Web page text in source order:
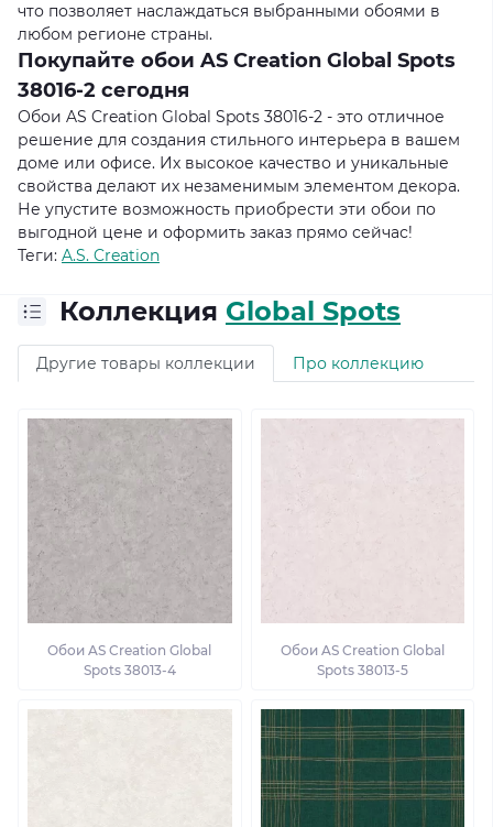
что позволяет наслаждаться выбранными обоями в
любом регионе страны.
Покупайте обои AS Creation Global Spots
38016-2 сегодня
Обои AS Creation Global Spots 38016-2 - это отличное
решение для создания стильного интерьера в вашем
доме или офисе. Их высокое качество и уникальные
свойства делают их незаменимым элементом декора.
Не упустите возможность приобрести эти обои по
выгодной цене и оформить заказ прямо сейчас!
Теги: A.S. Creation
Коллекция Global Spots
Другие товары коллекции Про коллекцию
Обои AS Creation Global
Spots 38013-4
Обои AS Creation Global
Spots 38013-5